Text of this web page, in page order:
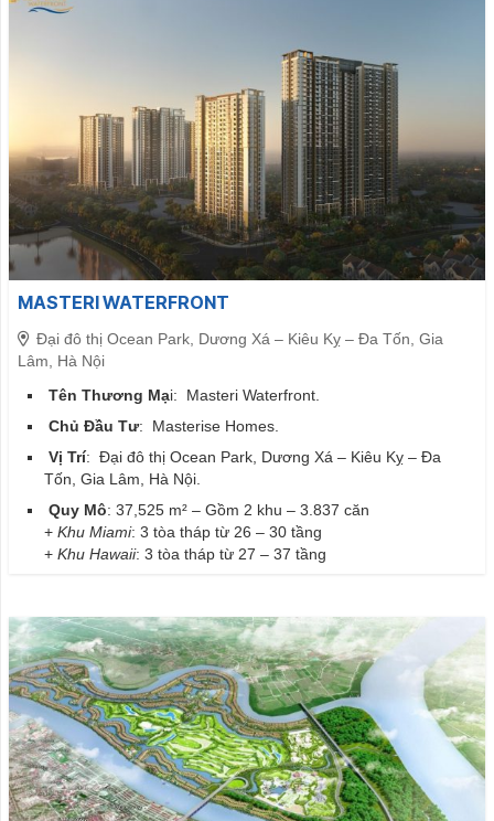
MASTERI WATERFRONT
Đại đô thị Ocean Park, Dương Xá – Kiêu Kỵ – Đa Tốn, Gia
Lâm, Hà Nội
Tên Thương Mại: Masteri Waterfront.
Chủ Đầu Tư: Masterise Homes.
Vị Trí: Đại đô thị Ocean Park, Dương Xá – Kiêu Kỵ – Đa
Tốn, Gia Lâm, Hà Nội.
Quy Mô: 37,525 m² – Gồm 2 khu – 3.837 căn
+ Khu Miami: 3 tòa tháp từ 26 – 30 tầng
+ Khu Hawaii: 3 tòa tháp từ 27 – 37 tầng